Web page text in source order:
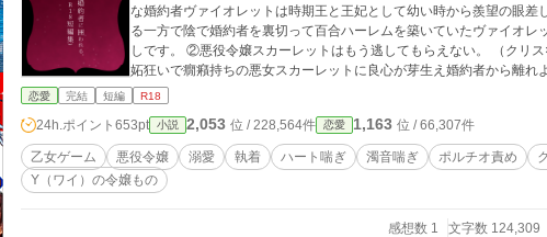
な婚約者ヴァイオレットは時期王と王妃として幼い時から羨望の眼
る一方で陰で婚約者を裏切って百合ハーレムを築いていたヴァイオレ
しです。 ②悪役令嬢スカーレットはもう逃してもらえない。 （クリス×スカーレット） 婚約者を縛り付けていた嫉
妬狂いで癇癪持ちの悪女スカーレットに良心が芽生え婚約者から離れ
恐怖症になっていた婚約者クリスに報復Hされるはなしです。 ③引き篭もりの子豚令嬢、麗しの侯爵に婚約破棄を
暴食をし続けてきた引き篭もり令嬢ブランシュが、美しくなりアラン
せＨされるはなしです。 ④嘘つき婚約者に断罪を。 （ジェード×ノワール） 転生者で記憶持ちの令嬢ノワールは、
幼い時は婚約者ジェードと仲が良かった。しかし勅命婚約をきっかけ
レットと浮気をして寂しさを埋めていた。裏切りを知った婚約者に執着Ｈされるはな
何にも興味がない変わった令嬢だった。痩せぎすの体に古いドレス、
恋愛 完結 短編 R18
24h.ポイント 653pt 小説 2,053 位 / 228,564件 恋愛 1,163 位 / 66,307件
乙女ゲーム 悪役令嬢 溺愛 執着 ハート喘ぎ 濁音喘ぎ ポルチオ責め
Y（ワイ）の令嬢もの
感想数 1 文字数 124,309